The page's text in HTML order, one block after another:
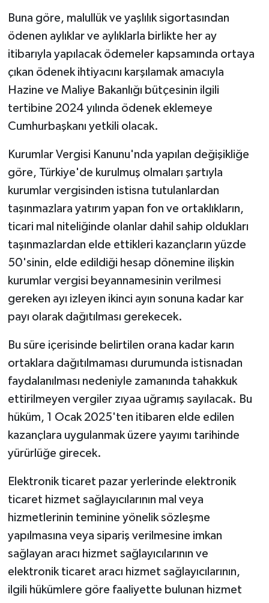
Buna göre, malullük ve yaşlılık sigortasından
ödenen aylıklar ve aylıklarla birlikte her ay
itibarıyla yapılacak ödemeler kapsamında ortaya
çıkan ödenek ihtiyacını karşılamak amacıyla
Hazine ve Maliye Bakanlığı bütçesinin ilgili
tertibine 2024 yılında ödenek eklemeye
Cumhurbaşkanı yetkili olacak.
Kurumlar Vergisi Kanunu'nda yapılan değişikliğe
göre, Türkiye'de kurulmuş olmaları şartıyla
kurumlar vergisinden istisna tutulanlardan
taşınmazlara yatırım yapan fon ve ortaklıkların,
ticari mal niteliğinde olanlar dahil sahip oldukları
taşınmazlardan elde ettikleri kazançların yüzde
50'sinin, elde edildiği hesap dönemine ilişkin
kurumlar vergisi beyannamesinin verilmesi
gereken ayı izleyen ikinci ayın sonuna kadar kar
payı olarak dağıtılması gerekecek.
Bu süre içerisinde belirtilen orana kadar karın
ortaklara dağıtılmaması durumunda istisnadan
faydalanılması nedeniyle zamanında tahakkuk
ettirilmeyen vergiler zıyaa uğramış sayılacak. Bu
hüküm, 1 Ocak 2025'ten itibaren elde edilen
kazançlara uygulanmak üzere yayımı tarihinde
yürürlüğe girecek.
Elektronik ticaret pazar yerlerinde elektronik
ticaret hizmet sağlayıcılarının mal veya
hizmetlerinin teminine yönelik sözleşme
yapılmasına veya sipariş verilmesine imkan
sağlayan aracı hizmet sağlayıcılarının ve
elektronik ticaret aracı hizmet sağlayıcılarının,
ilgili hükümlere göre faaliyette bulunan hizmet